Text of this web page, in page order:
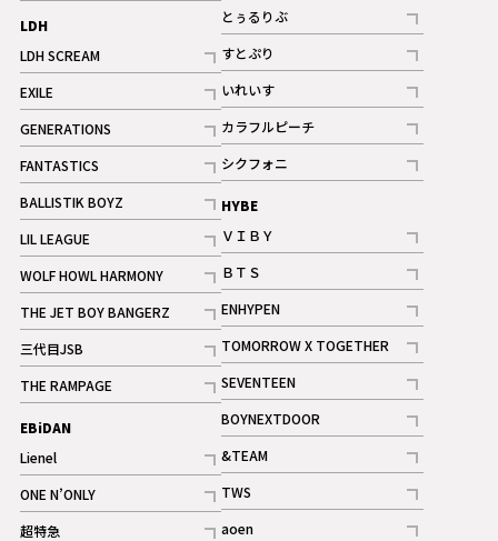
記事
LDH
LDH SCREAM
記事
EXILE
記事
GENERATIONS
記事
FANTASTICS
記事
BALLISTIK BOYZ
記事
LIL LEAGUE
記事
WOLF HOWL HARMONY
記事
THE JET BOY BANGERZ
記事
三代目JSB
記事
THE RAMPAGE
記事
ギャラリー
EBiDAN
Lienel
記事
ONE N’ONLY
記事
超特急
とぅるりぶ
記事
すとぷり
記事
ギャラリー
いれいす
記事
ギャラリー
カラフルピーチ
記事
シクフォニ
記事
HYBE
ＶＩＢＹ
記事
ＢＴＳ
記事
ENHYPEN
記事
TOMORROW X TOGETHER
記事
ギャラリー
SEVENTEEN
記事
BOYNEXTDOOR
記事
&TEAM
記事
TWS
記事
aoen